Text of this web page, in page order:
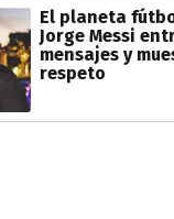
El planeta
Jorge Messi
mensajes y
respeto